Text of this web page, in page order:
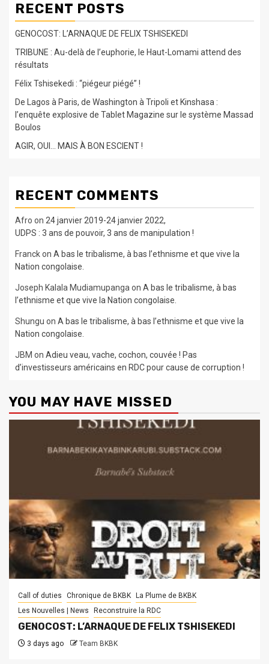
RECENT POSTS
GENOCOST: L’ARNAQUE DE FELIX TSHISEKEDI
TRIBUNE : Au-delà de l’euphorie, le Haut-Lomami attend des
résultats
Félix Tshisekedi : “piégeur piégé” !
De Lagos à Paris, de Washington à Tripoli et Kinshasa :
l’enquête explosive de Tablet Magazine sur le système Massad
Boulos
AGIR, OUI… MAIS À BON ESCIENT !
RECENT COMMENTS
Afro on 24 janvier 2019-24 janvier 2022,
UDPS : 3 ans de pouvoir, 3 ans de manipulation !
Franckon A bas le tribalisme, à bas l’ethnisme et que vive la
Nation congolaise.
Joseph Kalala Mudiamupangaon A bas le tribalisme, à bas
l’ethnisme et que vive la Nation congolaise.
Shungu on A bas le tribalisme, à bas l’ethnisme et que vive la
Nation congolaise.
JBM on Adieu veau, vache, cochon, couvée ! Pas
d’investisseurs américains en RDC pour cause de corruption !
YOU MAY HAVE MISSED
Call of duties Chronique de BKBK
La Plume de BKBK
Les Nouvelles | News
Reconstruire la RDC
GENOCOST: L’ARNAQUE DE FELIX TSHISEKEDI
3 days ago Team BKBK